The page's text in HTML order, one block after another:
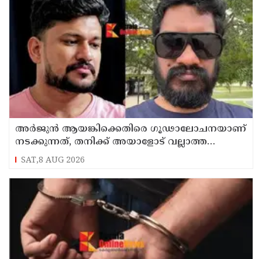
അർജുൻ ആയങ്കിക്കെതിരെ ഗൂഢാലോചനയാണ്
നടക്കുന്നത്, തനിക്ക് അയാളോട് വല്ലാത്ത
സ്നേഹം തോന്നുന്നു ; സംവിധായകൻ
സനൽകുമാർ ശശിധരൻ
SAT,8 AUG 2026